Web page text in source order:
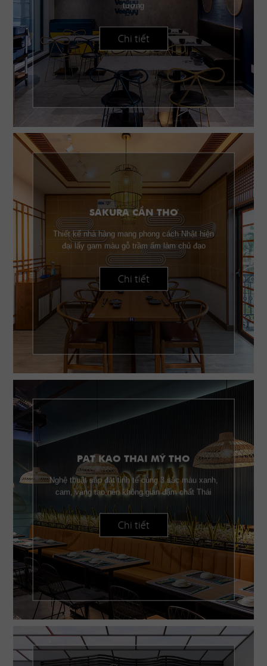
tượng
Chi tiết
SAKURA CẦN THƠ
Thiết kế nhà hàng mang phong cách Nhật hiện
đại lấy gam màu gỗ trầm ấm làm chủ đạo
Chi tiết
PAT KAO THAI MỸ THO
Nghệ thuật sắp đặt tinh tế cùng 3 sắc màu xanh,
cam, vàng tạo nên không gian đậm chất Thái
Chi tiết